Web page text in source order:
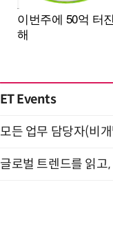
ET Events
모든 업무 담당자(비
글로벌 트렌드를 읽